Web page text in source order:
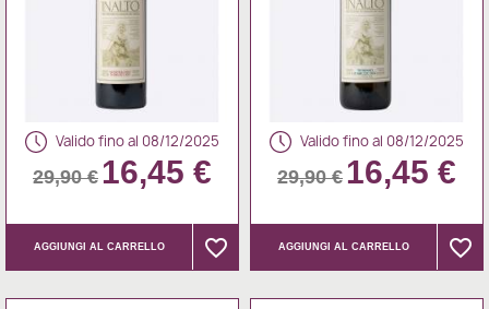
Valido fino al 08/12/2025
29,90 € 16,45 €
AGGIUNGI AL CARRELLO favorite_border
favorite_border
Valido fino al 08/12/2025
29,90 € 16,45 €
AGGIUNGI AL CARRELLO favorite_border
favorite_border